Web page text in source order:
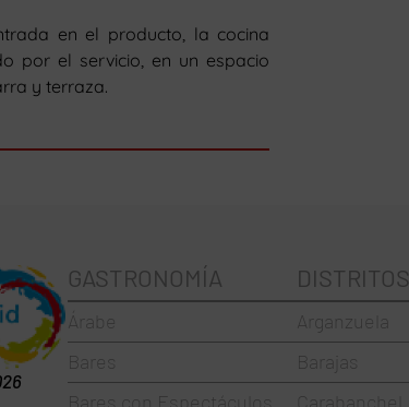
en el producto, la cocina
por el servicio, en un espacio
y terraza.
GASTRONOMÍA
Árabe
Bares
Bares con Espectáculos
DISTRITOS
Arganzuela
Barajas
Carabanchel